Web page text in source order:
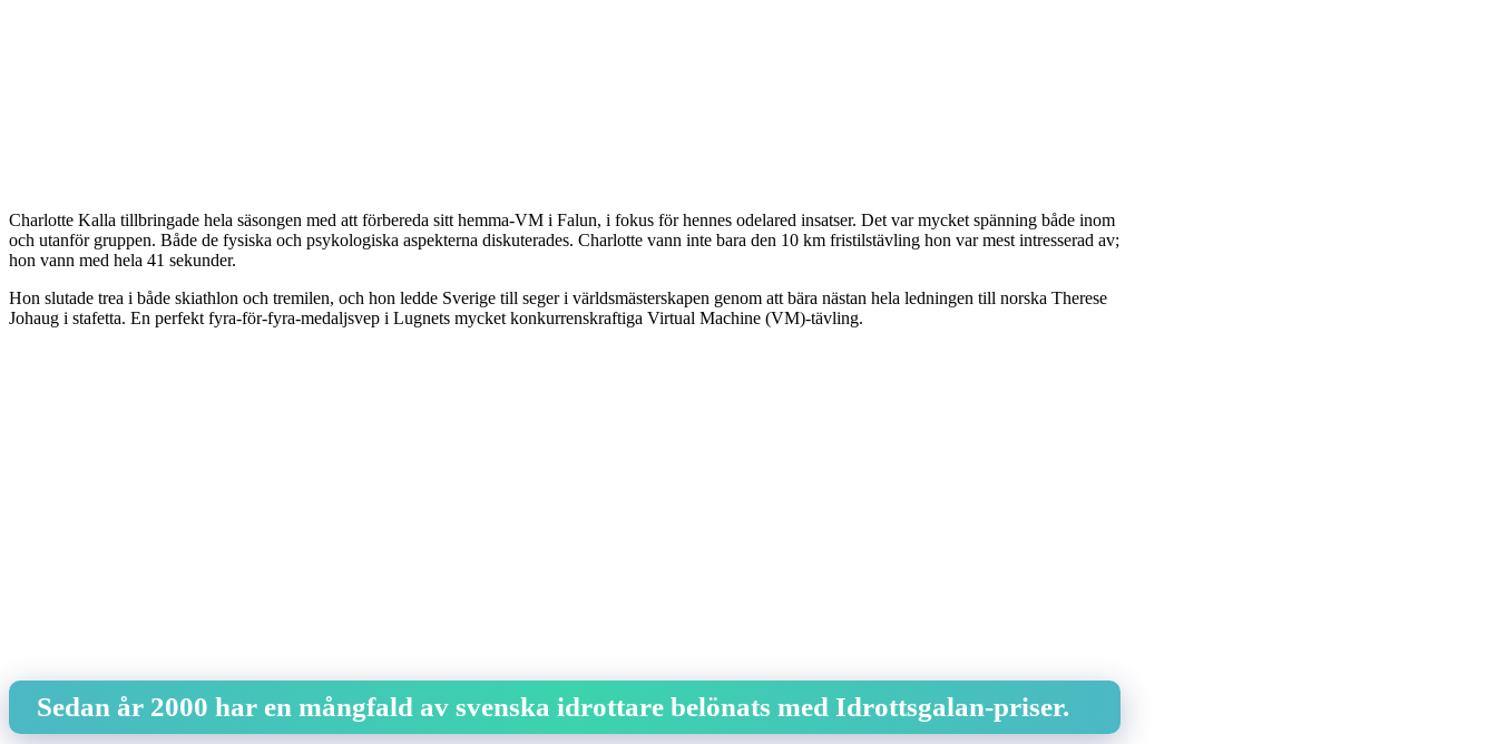
Charlotte Kalla tillbringade hela säsongen med att förbereda sitt hemma-VM i Falun, i fokus för hennes odelared insatser. Det var mycket spänning både inom
och utanför gruppen. Både de fysiska och psykologiska aspekterna diskuterades. Charlotte vann inte bara den 10 km fristilstävling hon var mest intresserad av;
hon vann med hela 41 sekunder.
Hon slutade trea i både skiathlon och tremilen, och hon ledde Sverige till seger i världsmästerskapen genom att bära nästan hela ledningen till norska Therese
Johaug i stafetta. En perfekt fyra-för-fyra-medaljsvep i Lugnets mycket konkurrenskraftiga Virtual Machine (VM)-tävling.
Sedan år 2000 har en mångfald av svenska idrottare belönats med Idrottsgalan-priser.